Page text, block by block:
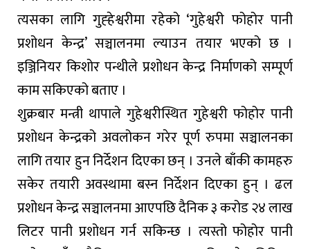
त्यसका लागि गुह्हेश्वरीमा रहेको ‘गुहेश्वरी फोहोर पानी
प्रशोधन केन्द्र’ सञ्चालनमा ल्याउन तयार भएको छ ।
इञ्जिनियर किशोर पन्थीले प्रशोधन केन्द्र निर्माणको सम्पूर्ण
काम सकिएको बताए ।
शुक्रबार मन्त्री थापाले गुहेश्वरीस्थित गुहेश्वरी फोहोर पानी
प्रशोधन केन्द्रको अवलोकन गरेर पूर्ण रुपमा सञ्चालनका
लागि तयार हुन निर्देशन दिएका छन् । उनले बाँकी कामहरु
सकेर तयारी अवस्थामा बस्न निर्देशन दिएका हुन् । ढल
प्रशोधन केन्द्र सञ्चालनमा आएपछि दैनिक ३ करोड २४ लाख
लिटर पानी प्रशोधन गर्न सकिन्छ । त्यस्तो फोहोर पानी